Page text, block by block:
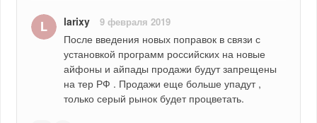
larixy 9 февраля 2019
После введения новых поправок в связи с
установкой программ российских на новые
айфоны и айпады продажи будут запрещены
на тер РФ . Продажи еще больше упадут ,
только серый рынок будет процветать.